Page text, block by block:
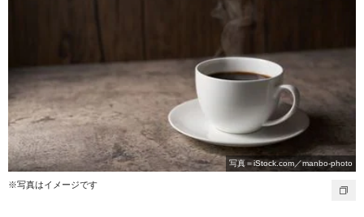
写真＝iStock.com／manbo-photo
※写真はイメージです